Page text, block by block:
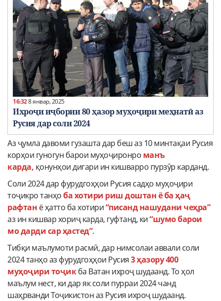
16:328 январ, 2025
Ихроҷи иҷбории 80 ҳазор муҳоҷири меҳнатӣ аз
Русия дар соли 2024
Аз ҷумла давоми гузашта дар беш аз 10 минтақаи Русия
корҳои гуногун барои муҳоҷиронро манъ
карда, қонунҳои дигари ин кишварро пурзӯр карданд.
Соли 2024 дар фурудгоҳҳои Русия садҳо муҳоҷири
тоҷикро танҳоба хотири риш доштан ё ба ҳаҷ
рафтан ё ҳатто ба хотири“писанд нашудани чеҳра”
аз ин кишвар хориҷ карда, гуфтанд, ки“шумо барои
мо дарди сар ҳастед”.
Тибқи маълумоти расмӣ, дар нимсолаи аввали соли
2024 танҳо аз фурудгоҳҳои Русия3 ҳазору 400
муҳоҷири тоҷикба Ватан ихроҷ шудаанд. То ҳол
маълум нест, ки дар як соли пурраи 2024 чанд
шаҳрванди Тоҷикистон аз Русия ихроҷ шудаанд.